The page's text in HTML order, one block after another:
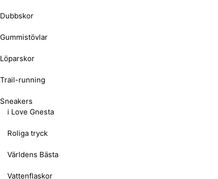
Dubbskor
Gummistövlar
Löparskor
Trail-running
Sneakers
i Love Gnesta
Roliga tryck
Världens Bästa
Vattenflaskor